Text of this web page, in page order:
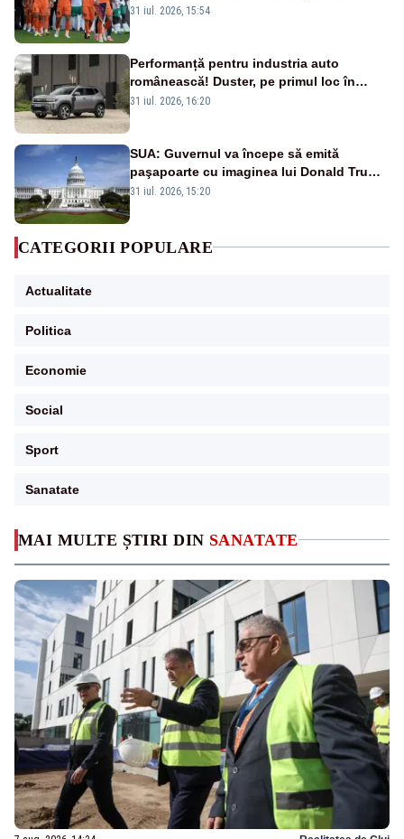
MAI MULTE ȘTIRI DIN SANATATE
rușinoasă din Conference League
31 iul. 2026, 15:54
Performanță pentru industria auto
românească! Duster, pe primul loc în
topul vânzărilor din Ucraina
31 iul. 2026, 16:20
SUA: Guvernul va începe să emită
paşapoarte cu imaginea lui Donald Trump
începând cu 8 august
31 iul. 2026, 15:20
CATEGORII POPULARE
Actualitate
Politica
Economie
Social
Sport
Sanatate